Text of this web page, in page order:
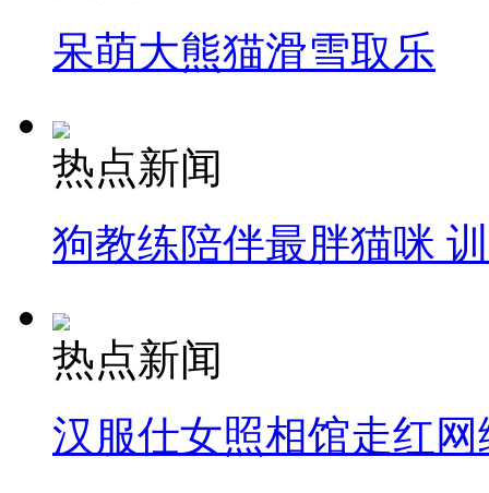
呆萌大熊猫滑雪取乐
热点新闻
狗教练陪伴最胖猫咪
热点新闻
汉服仕女照相馆走红网